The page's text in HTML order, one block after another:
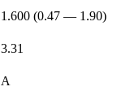
1.600 (0.47 — 1.90)
3.31
A